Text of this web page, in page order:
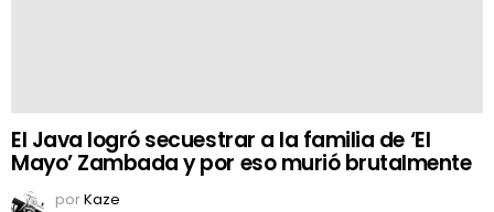
El Java logró secuestrar a la familia de ‘El
Mayo’ Zambada y por eso murió brutalmente
porKaze